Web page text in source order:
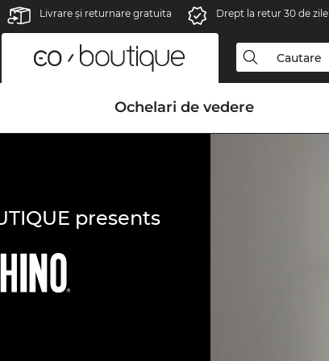
Livrare şi returnare gratuita Drept la retur 30 de zile
Ochelari de vedere
presents